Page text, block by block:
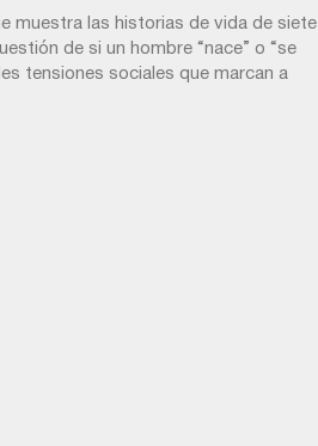
muestra las historias de vida de siete
de si un hombre “nace” o “se
tensiones sociales que marcan a